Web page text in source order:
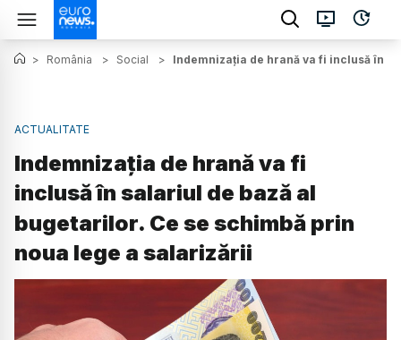
> România > Social > Indemnizația de hrană va fi inclusă în
ACTUALITATE
Indemnizația de hrană va fi
inclusă în salariul de bază al
bugetarilor. Ce se schimbă prin
noua lege a salarizării